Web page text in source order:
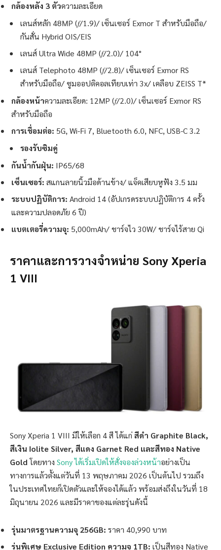
กล้องหลัง 3 ตัวความละเอียด
เลนส์หลัก 48MP (𝑓/1.9)/ เซ็นเซอร์ Exmor T สำหรับมือถือ/
กันสั่น Hybrid OIS/EIS
เลนส์ Ultra Wide 48MP (𝑓/2.0)/ 104°
เลนส์ Telephoto 48MP (𝑓/2.8)/ เซ็นเซอร์ Exmor RS
สำหรับมือถือ/ ซูมออปติคอลเทียบเท่า 3x/ เคลือบ ZEISS T*
กล้องหน้าความละเอียด: 12MP (𝑓/2.0)/ เซ็นเซอร์ Exmor RS
สำหรับมือถือ
การเชื่อมต่อ: 5G, Wi-Fi 7, Bluetooth 6.0, NFC, USB-C 3.2
รองรับซิมคู่
กันน้ำกันฝุ่น: IP65/68
เซ็นเซอร์: สแกนลายนิ้วมือด้านข้าง/ แจ็คเสียบหูฟัง 3.5 มม
ระบบปฏิบัติการ: Android 14 (อัปเกรดระบบปฏิบัติการ 4 ครั้ง
และความปลอดภัย 6 ปี)
แบตเตอรี่ความจุ: 5,000mAh/ ชาร์จไว 30W/ ชาร์จไร้สาย Qi
ราคาและการวางจำหน่าย Sony Xperia
1 VIII
Sony Xperia 1 VIII มีให้เลือก 4 สี ได้แก่สีดำ Graphite Black,
สีเงิน Iolite Silver, สีแดง Garnet Red และสีทอง Native
Goldโดยทาง Sony ได้เริ่มเปิดให้สั่งจองล่วงหน้าอย่างเป็น
ทางการแล้วตั้งแต่วันที่ 13 พฤษภาคม 2026 เป็นต้นไป รวมถึง
ในประเทศไทยก็เปิดตัวและให้จองได้แล้ว พร้อมส่งถึงในวันที่ 18
มิถุนายน 2026 และมีราคาของแต่ละรุ่นดังนี้
รุ่นมาตรฐานความจุ 256GB: ราคา 40,990 บาท
รุ่นพิเศษ Exclusive Edition ความจุ 1TB: เป็นสีทอง Native